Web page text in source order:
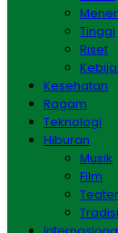
Tinggi
Riset
Kesehatan
Ragam
Teknologi
Hiburan
Musik
Film
Teater
Tradisi